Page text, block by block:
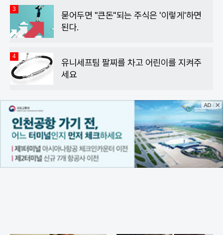
3
묻어두면 "큰돈"되는 주식은 '이렇게'하면
된다.
4
유니세프팀 팔찌를 차고 어린이를 지켜주
세요